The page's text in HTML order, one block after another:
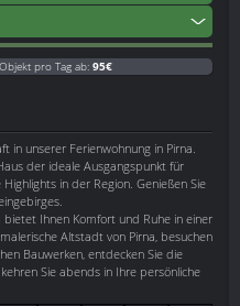
Objekt pro Tag ab: 95€
in unserer Ferienwohnung in Pirna.
der ideale Ausgangspunkt für
in der Region. Genießen Sie
bietet Ihnen Komfort und Ruhe in einer
Altstadt von Pirna, besuchen
Bauwerken, entdecken Sie die
Sie abends in Ihre persönliche